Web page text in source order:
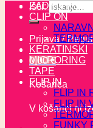
Išči:
Prijava /
0,00€
Košarica
V košarici ni
ZADNJI KOSI
CLIP ON
KERATINSKI
MICRORING
TAPE
FLIP IN
FLIP IN
FLIP IN
FUNKY